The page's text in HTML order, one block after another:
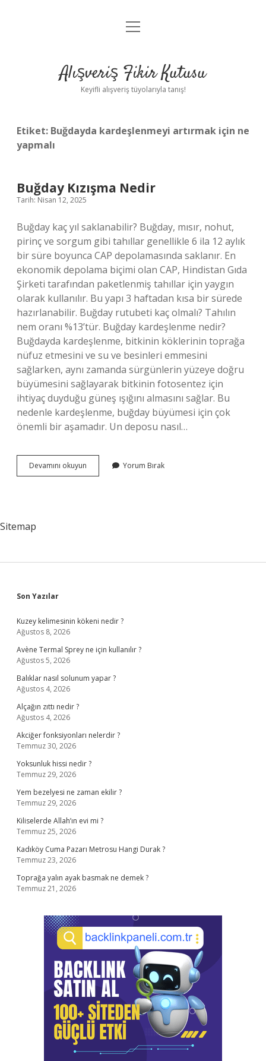
Anasayfa
Yasal Uyarı
menüyü
Alışveriş Fikir Kutusu
Keyifli alışveriş tüyolarıyla tanış!
Etiket: Buğdayda kardeşlenmeyi artırmak için ne
yapmalı
Buğday Kızışma Nedir
Tarih: Nisan 12, 2025
Buğday kaç yıl saklanabilir? Buğday, mısır, nohut,
pirinç ve sorgum gibi tahıllar genellikle 6 ila 12 aylık
bir süre boyunca CAP depolamasında saklanır. En
ekonomik depolama biçimi olan CAP, Hindistan Gıda
Şirketi tarafından paketlenmiş tahıllar için yaygın
olarak kullanılır. Bu yapı 3 haftadan kısa bir sürede
hazırlanabilir. Buğday rutubeti kaç olmalı? Tahılın
nem oranı %13’tür. Buğday kardeşlenme nedir?
Buğdayda kardeşlenme, bitkinin köklerinin toprağa
nüfuz etmesini ve su ve besinleri emmesini
sağlarken, aynı zamanda sürgünlerin yüzeye doğru
büyümesini sağlayarak bitkinin fotosentez için
ihtiyaç duyduğu güneş ışığını almasını sağlar. Bu
nedenle kardeşlenme, buğday büyümesi için çok
önemli bir aşamadır. Un deposu nasıl…
Devamını okuyun
Kızışma
Yorum Bırak
Sitemap
Sidebar
Son Yazılar
Kuzey kelimesinin kökeni nedir ?
Ağustos 8, 2026
Avène Termal Sprey ne için kullanılır ?
Ağustos 5, 2026
Balıklar nasıl solunum yapar ?
Ağustos 4, 2026
Alçağın zıttı nedir ?
Ağustos 4, 2026
Akciğer fonksiyonları nelerdir ?
Temmuz 30, 2026
Yoksunluk hissi nedir ?
Temmuz 29, 2026
Yem bezelyesi ne zaman ekilir ?
Temmuz 29, 2026
Kiliselerde Allah’ın evi mi ?
Temmuz 25, 2026
Kadıköy Cuma Pazarı Metrosu Hangi Durak ?
Temmuz 23, 2026
Toprağa yalın ayak basmak ne demek ?
Temmuz 21, 2026